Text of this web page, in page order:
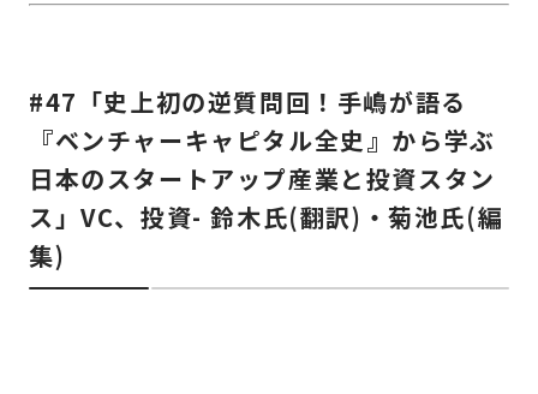
#47「史上初の逆質問回！手嶋が語る
『ベンチャーキャピタル全史』から学ぶ
日本のスタートアップ産業と投資スタン
ス」VC、投資- 鈴木氏(翻訳)・菊池氏(編
集)